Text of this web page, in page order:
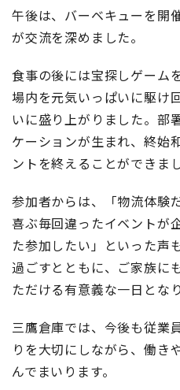
午後は、バーベキューを開
が交流を深めました。
食事の後には宝探しゲーム
場内を元気いっぱいに駆け
いに盛り上がりました。部
ケーションが生まれ、終始
ントを終えることができまし
参加者からは、「物流体験
喜ぶ毎回違ったイベントが
た参加したい」といった声
過ごすとともに、ご家族に
ただける有意義な一日とな
三鷹倉庫では、今後も従業
りを大切にしながら、働き
んでまいります。